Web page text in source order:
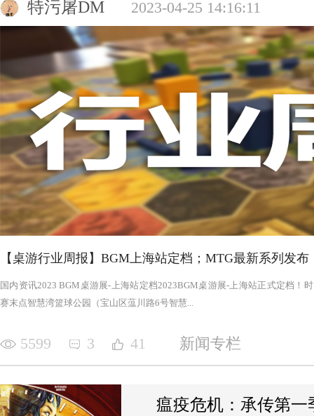
特污屠DM 2023-04-25 14:16:11
【桌游行业周报】BGM上海站定档；MTG最新系列发布
国内资讯2023 BGM桌游展-上海站定档2023BGM桌游展-上海站正式定档！
赛末点智慧湾篮球公园（宝山区蕰川路6号智慧...
5599 3 41 新闻专栏
瘟疫危机：承传第一